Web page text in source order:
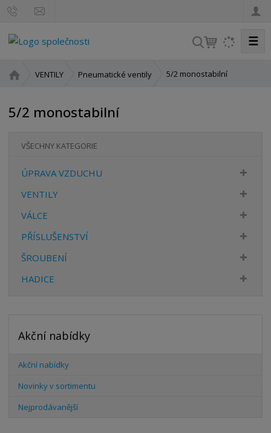
V
h
☰
d
r
a
a
VENTILY Pneumatické ventily 5/2 monostabilní
5/2 monostabilní
VŠECHNY KATEGORIE
ÚPRAVA VZDUCHU
VENTILY
VÁLCE
PŘÍSLUŠENSTVÍ
ŠROUBENÍ
HADICE
Akční nabídky
Akční nabídky
Novinky v sortimentu
Nejprodávanější